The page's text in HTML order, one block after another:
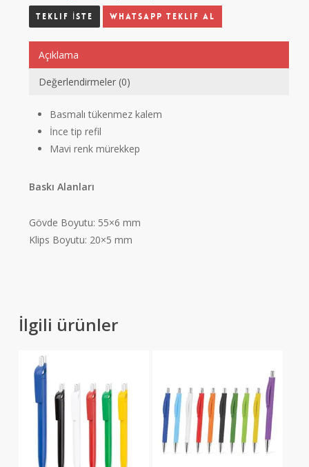
Whatsapp Teklif Al
Açıklama
Değerlendirmeler (0)
Basmalı tükenmez kalem
İnce tip refil
Mavi renk mürekkep
Baskı Alanları
Gövde Boyutu: 55×6 mm
Klips Boyutu: 20×5 mm
İlgili ürünler